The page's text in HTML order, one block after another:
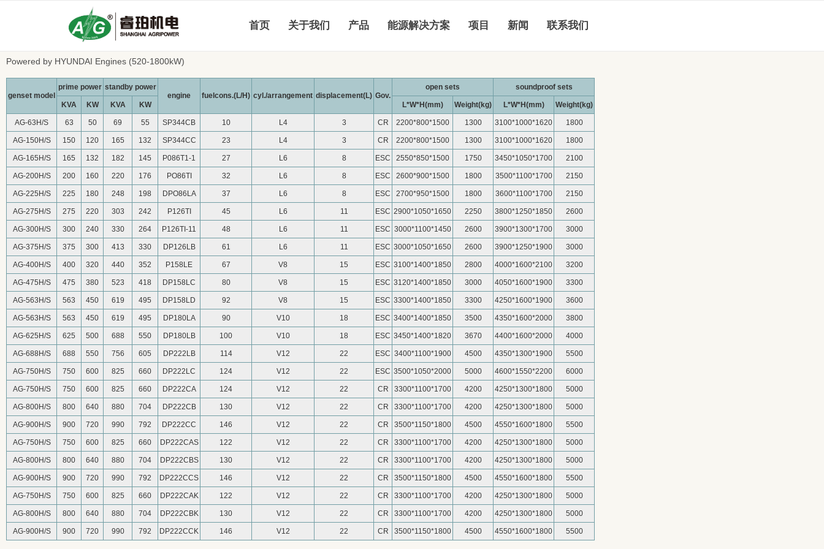
首页 关于我们 产品 能源解决方案 项目 新闻 联系我们
主要技术参数
AG- H Series 50Hz
Powered by HYUNDAI Engines (520-1800kW)
genset model
prime power standby power
engine
fuelcons.(L/H) cyl./arrangement displacement(L) Gov.
open sets soundproof sets
KVA KW KVA KW L*W*H(mm) Weight(kg) L*W*H(mm) Weight(kg)
AG-63H/S 63 50 69 55 SP344CB 10 L4 3 CR 2200*800*1500 1300 3100*1000*1620 1800
AG-150H/S 150 120 165 132 SP344CC 23 L4 3 CR 2200*800*1500 1300 3100*1000*1620 1800
AG-165H/S 165 132 182 145 P086T1-1 27 L6 8 ESC 2550*850*1500 1750 3450*1050*1700 2100
AG-200H/S 200 160 220 176 PO86TI 32 L6 8 ESC 2600*900*1500 1800 3500*1100*1700 2150
AG-225H/S 225 180 248 198 DPO86LA 37 L6 8 ESC 2700*950*1500 1800 3600*1100*1700 2150
AG-275H/S 275 220 303 242 P126TI 45 L6 11 ESC 2900*1050*1650 2250 3800*1250*1850 2600
AG-300H/S 300 240 330 264 P126TI-11 48 L6 11 ESC 3000*1100*1450 2600 3900*1300*1700 3000
AG-375H/S 375 300 413 330 DP126LB 61 L6 11 ESC 3000*1050*1650 2600 3900*1250*1900 3000
AG-400H/S 400 320 440 352 P158LE 67 V8 15 ESC 3100*1400*1850 2800 4000*1600*2100 3200
AG-475H/S 475 380 523 418 DP158LC 80 V8 15 ESC 3120*1400*1850 3000 4050*1600*1900 3300
AG-563H/S 563 450 619 495 DP158LD 92 V8 15 ESC 3300*1400*1850 3300 4250*1600*1900 3600
AG-563H/S 563 450 619 495 DP180LA 90 V10 18 ESC 3400*1400*1850 3500 4350*1600*2000 3800
AG-625H/S 625 500 688 550 DP180LB 100 V10 18 ESC 3450*1400*1820 3670 4400*1600*2000 4000
AG-688H/S 688 550 756 605 DP222LB 114 V12 22 ESC 3400*1100*1900 4500 4350*1300*1900 5500
AG-750H/S 750 600 825 660 DP222LC 124 V12 22 ESC 3500*1050*2000 5000 4600*1550*2200 6000
AG-750H/S 750 600 825 660 DP222CA 124 V12 22 CR 3300*1100*1700 4200 4250*1300*1800 5000
AG-800H/S 800 640 880 704 DP222CB 130 V12 22 CR 3300*1100*1700 4200 4250*1300*1800 5000
AG-900H/S 900 720 990 792 DP222CC 146 V12 22 CR 3500*1150*1800 4500 4550*1600*1800 5500
AG-750H/S 750 600 825 660 DP222CAS 122 V12 22 CR 3300*1100*1700 4200 4250*1300*1800 5000
AG-800H/S 800 640 880 704 DP222CBS 130 V12 22 CR 3300*1100*1700 4200 4250*1300*1800 5000
AG-900H/S 900 720 990 792 DP222CCS 146 V12 22 CR 3500*1150*1800 4500 4550*1600*1800 5500
AG-750H/S 750 600 825 660 DP222CAK 122 V12 22 CR 3300*1100*1700 4200 4250*1300*1800 5000
AG-800H/S 800 640 880 704 DP222CBK 130 V12 22 CR 3300*1100*1700 4200 4250*1300*1800 5000
AG-900H/S 900 720 990 792 DP222CCK 146 V12 22 CR 3500*1150*1800 4500 4550*1600*1800 5500